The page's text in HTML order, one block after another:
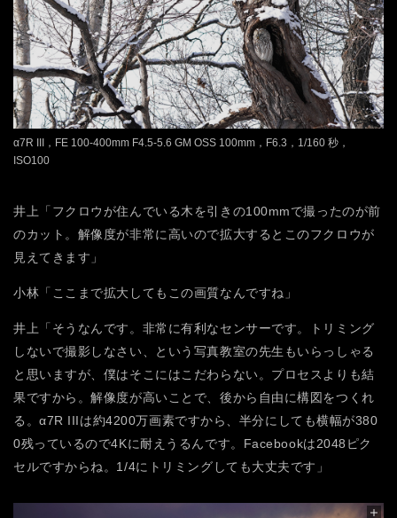
α7R III，FE 100-400mm F4.5-5.6 GM OSS 100mm，F6.3，1/160 秒，
ISO100
井上「フクロウが住んでいる木を引きの100mmで撮ったのが前
のカット。解像度が非常に高いので拡大するとこのフクロウが
見えてきます」
小林「ここまで拡大してもこの画質なんですね」
井上「そうなんです。非常に有利なセンサーです。トリミング
しないで撮影しなさい、という写真教室の先生もいらっしゃる
と思いますが、僕はそこにはこだわらない。プロセスよりも結
果ですから。解像度が高いことで、後から自由に構図をつくれ
る。α7R IIIは約4200万画素ですから、半分にしても横幅が380
0残っているので4Kに耐えうるんです。Facebookは2048ピク
セルですからね。1/4にトリミングしても大丈夫です」